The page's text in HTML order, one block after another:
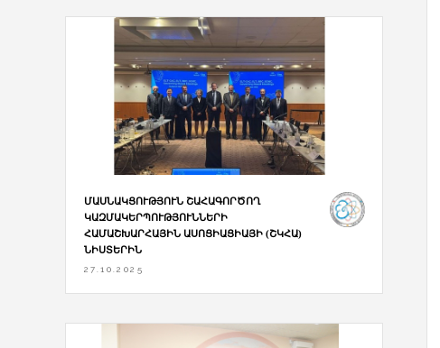
ՄԱՍՆԱԿՑՈՒԹՅՈՒՆ ՇԱՀԱԳՈՐԾՈՂ
ԿԱԶՄԱԿԵՐՊՈՒԹՅՈՒՆՆԵՐԻ
ՀԱՄԱՇԽԱՐՀԱՅԻՆ ԱՍՈՑԻԱՑԻԱՅԻ (ՇԿՀԱ)
ՆԻՍՏԵՐԻՆ
27.10.2025